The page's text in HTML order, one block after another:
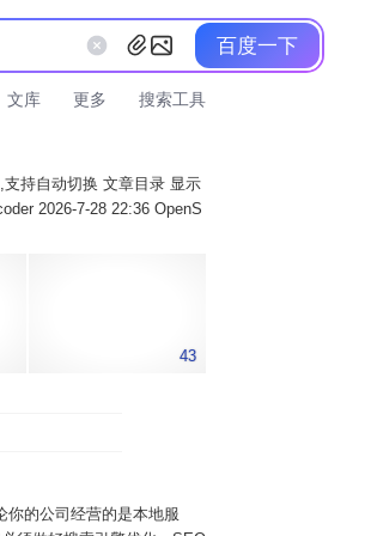
百度一下
文库 更多 搜索工具
持自动切换 文章目录 显示
2026-7-28 22:36 OpenS
43
你的公司经营的是本地服